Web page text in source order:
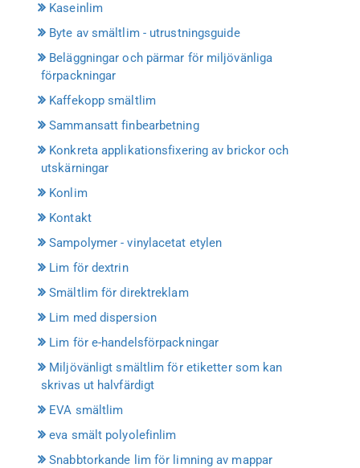
Kaseinlim
Byte av smältlim - utrustningsguide
Beläggningar och pärmar för miljövänliga
förpackningar
Kaffekopp smältlim
Sammansatt finbearbetning
Konkreta applikationsfixering av brickor och
utskärningar
Konlim
Kontakt
Sampolymer - vinylacetat etylen
Lim för dextrin
Smältlim för direktreklam
Lim med dispersion
Lim för e-handelsförpackningar
Miljövänligt smältlim för etiketter som kan
skrivas ut halvfärdigt
EVA smältlim
eva smält polyolefinlim
Snabbtorkande lim för limning av mappar